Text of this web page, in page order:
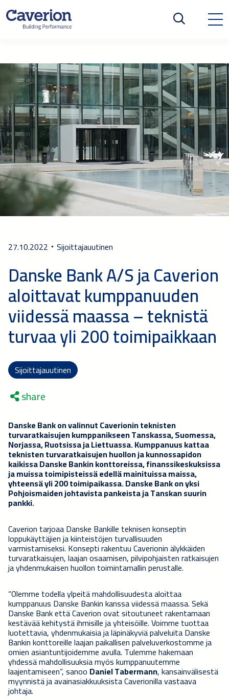
27.10.2022 Sijoittajauutinen
Danske Bank A/S ja Caverion
aloittavat kumppanuuden
viidessä maassa – teknistä
turvaa yli 200 toimipaikkaan
Sijoittajauutinen
share
Danske Bank on valinnut Caverionin teknisten
turvaratkaisujen kumppanikseen Tanskassa, Suomessa,
Norjassa, Ruotsissa ja Liettuassa. Kumppanuus kattaa
teknisten turvaratkaisujen huollon ja kunnossapidon
kaikissa Danske Bankin konttoreissa, finanssikeskuksissa
ja muissa toimipisteissä edellä mainituissa maissa,
yhteensä yli 200 toimipaikassa. Danske Bank on yksi
Pohjoismaiden johtavista pankeista ja Tanskan suurin
pankki.
Caverion tarjoaa Danske Bankille teknisen konseptin
loppukäyttäjien ja kiinteistöjen turvallisuuden
varmistamiseksi. Konsepti rakentuu Caverionin älykkäiden
turvaratkaisujen, laajan osaamisen, pilvipohjaisten ratkaisujen
ja yhdenmukaisen huollon toimintamallin perustalle.
“Olemme todella ylpeitä mahdollisuudesta aloittaa
kumppanuus Danske Bankin kanssa viidessä maassa. Sekä
Danske Bank että Caverion ovat sitoutuneet rakentamaan
kestävää kehitystä ihmisille ja yhteisöille. Voimme tuottaa
luotettavia, yhdenmukaisia ja läpinäkyviä palveluita Danske
Bankin konttoreille laajan paikallisen palveluverkostomme ja
omien asiantuntijoidemme avulla. Tulemme hakemaan
yhdessä mahdollisuuksia myös kumppanuutemme
laajentamiseen”, sanoo Daniel Tabermann, kansainvälisestä
myynnistä ja avainasiakkuuksista Caverionilla vastaava
johtaja.